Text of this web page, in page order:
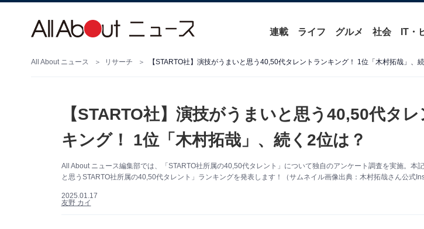
連載 ライフ グルメ 社会 IT・
All About ニュース リサーチ 【STARTO社】演技がうまいと思う40,50代タレントランキング！ 1位「木村拓哉」、
【STARTO社】演技がうまいと思う40,50代タ
キング！ 1位「木村拓哉」、続く2位は？
All About ニュース編集部では、「STARTO社所属の40,50代タレント」について独自のアンケート調査を実施。本
と思うSTARTO社所属の40,50代タレント」ランキングを発表します！（サムネイル画像出典：木村拓哉さん公式
2025.01.17
友野 カイ